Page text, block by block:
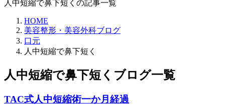
人中短縮で鼻下短くの記事一覧
HOME
美容整形・美容外科ブログ
口元
人中短縮で鼻下短く
人中短縮で鼻下短くブログ一覧
TAC式人中短縮術一か月経過